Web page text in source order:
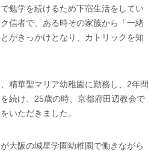
学を続けるため下宿生活をしてい
信者で、ある時その家族から「一緒
がきっかけとなり、カトリックを知
華聖マリア幼稚園に勤務し、2年間
続け、25歳の時、京都府田辺教会で
いただきました。
阪の城星学園幼稚園で働きながら